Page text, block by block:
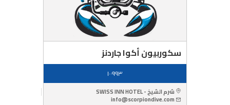
سكوربيون أكوا جاردنز
١٠٠٩٩٣
شرم الشيخ - SWISS INN HOTEL
info@scorpiondive.com